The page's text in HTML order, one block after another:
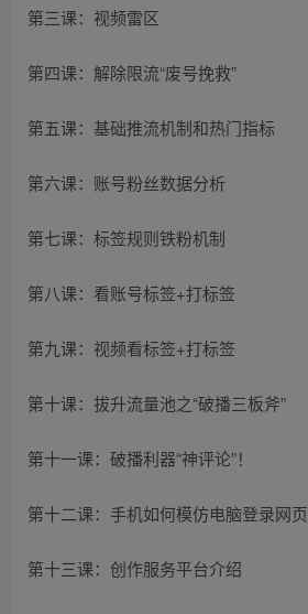
第三课：视频雷区
第四课：解除限流“废号挽救”
第五课：基础推流机制和热门指标
第六课：账号粉丝数据分析
第七课：标签规则铁粉机制
第八课：看账号标签+打标签
第九课：视频看标签+打标签
第十课：拔升流量池之“破播三板斧”
第十一课：破播利器“神评论”！
第十二课：手机如何模仿电脑登录网页
第十三课：创作服务平台介绍